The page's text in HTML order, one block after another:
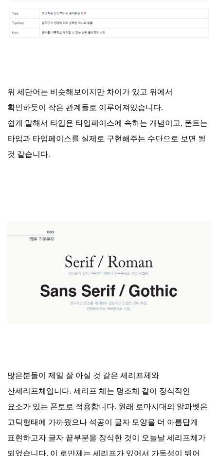
위 세단어는 비슷해보이지만 차이가 있고 위에서
확인하듯이 작은 관계들로 이루어져있습니다.
쉽게 말해서 타입은 타입페이스에 속하는 개념이고, 폰트는
타입과 타입페이스를 실제로 구현해주는 수단으로 보면 될
것 같습니다.
많은분들이 제일 잘 아실 것 같은 세리프체와
산세리프체입니다. 세리프 체는 명조체 같이 장식적인
요소가 있는 폰토로 적용합니다. 원래 로마시대의 알파벳은
고딕형태에 가까웠으나 석공이 글자 모양을 더 아름답게
표현하고자 글자 끝부분을 장식한 것이 오늘날 세리프체가
되었습니다. 이 로만체는 세리프가 있어서 가독성이 뛰어